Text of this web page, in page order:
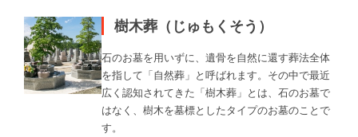
樹木葬（じゅもくそう）
石のお墓を用いずに、遺骨を自然に還す葬法全体
を指して「自然葬」と呼ばれます。その中で最近
広く認知されてきた「樹木葬」とは、石のお墓で
はなく、樹木を墓標としたタイプのお墓のことで
す。